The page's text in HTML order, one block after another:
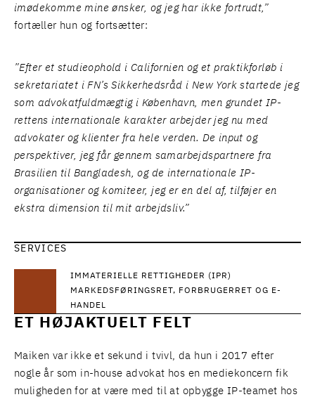
imødekomme mine ønsker, og jeg har ikke fortrudt,”
fortæller hun og fortsætter:
”Efter et studieophold i Californien og et praktikforløb i
sekretariatet i FN’s Sikkerhedsråd i New York startede jeg
som advokatfuldmægtig i København, men grundet IP-
rettens internationale karakter arbejder jeg nu med
advokater og klienter fra hele verden. De input og
perspektiver, jeg får gennem samarbejdspartnere fra
Brasilien til Bangladesh, og de internationale IP-
organisationer og komiteer, jeg er en del af, tilføjer en
ekstra dimension til mit arbejdsliv.”
SERVICES
IMMATERIELLE RETTIGHEDER (IPR)
MARKEDSFØRINGSRET, FORBRUGERRET OG E-
HANDEL
ET HØJAKTUELT FELT
Maiken var ikke et sekund i tvivl, da hun i 2017 efter
nogle år som in-house advokat hos en mediekoncern fik
muligheden for at være med til at opbygge IP-teamet hos